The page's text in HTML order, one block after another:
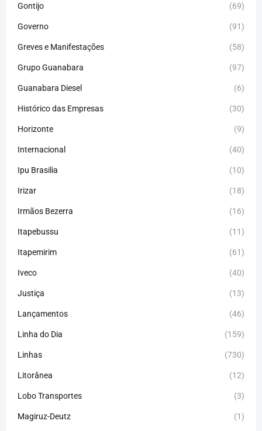
Gontijo (69)
Governo (91)
Greves e Manifestações (58)
Grupo Guanabara (97)
Guanabara Diesel (6)
Histórico das Empresas (30)
Horizonte (9)
Internacional (40)
Ipu Brasilia (10)
Irizar (18)
Irmãos Bezerra (16)
Itapebussu (11)
Itapemirim (61)
Iveco (40)
Justiça (13)
Lançamentos (46)
Linha do Dia (159)
Linhas (730)
Litorânea (12)
Lobo Transportes (3)
Magiruz-Deutz (1)